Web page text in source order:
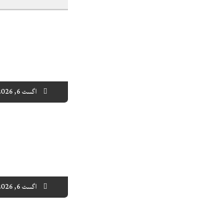
اگست 6, 2026
اگست 6, 2026